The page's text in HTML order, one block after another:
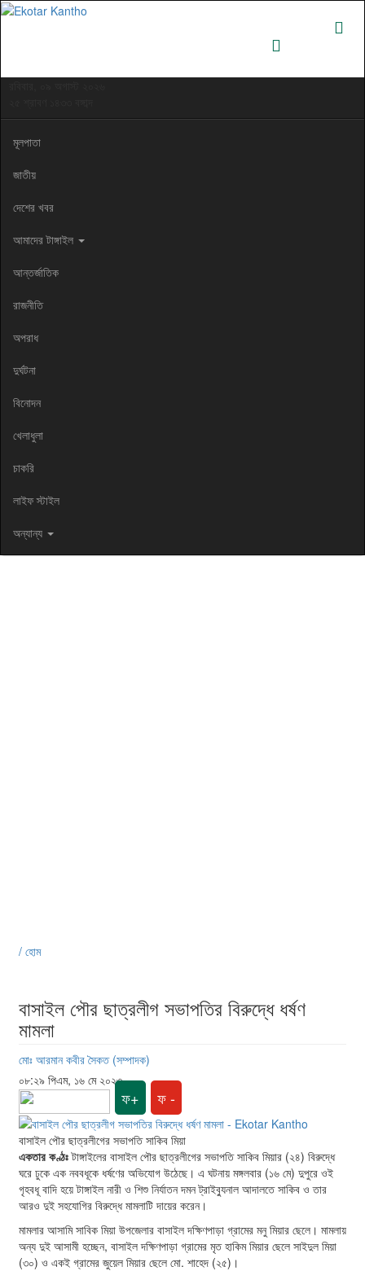
মূলপাতা
জাতীয়
দেশের খবর
আমাদের টাঙ্গাইল
আন্তর্জাতিক
রাজনীতি
অপরাধ
দুর্ঘটনা
বিনোদন
খেলাধুলা
চাকরি
লাইফ স্টাইল
অন্যান্য
/ হোম
বাসাইল পৌর ছাত্রলীগ সভাপতির বিরুদ্ধে ধর্ষণ
মামলা
মোঃ আরমান কবীর সৈকত (সম্পাদক)
০৮:২৯ পিএম, ১৬ মে ২০২৩
ফ+ ফ -
বাসাইল পৌর ছাত্রলীগের সভাপতি সাকিব মিয়া
একতার কণ্ঠঃটাঙ্গাইলের বাসাইল পৌর ছাত্রলীগের সভাপতি সাকিব মিয়ার (২৪) বিরুদ্ধে
ঘরে ঢুকে এক নববধূকে ধর্ষণের অভিযোগ উঠেছে। এ ঘটনায় মঙ্গলবার (১৬ মে) দুপুরে ওই
গৃহবধূ বাদি হয়ে টাঙ্গাইল নারী ও শিশু নির্যাতন দমন ট্রাইব্যুনাল আদালতে সাকিব ও তার
আরও দুই সহযোগির বিরুদ্ধে মামলাটি দায়ের করেন।
মামলার আসামি সাবিক মিয়া উপজেলার বাসাইল দক্ষিণপাড়া গ্রামের মনু মিয়ার ছেলে। মামলায়
অন্য দুই আসামী হচ্ছেন, বাসাইল দক্ষিণপাড়া গ্রামের মৃত হাকিম মিয়ার ছেলে সাইদুল মিয়া
(৩০) ও একই গ্রামের জুয়েল মিয়ার ছেলে মো. শাহেদ (২৫)।